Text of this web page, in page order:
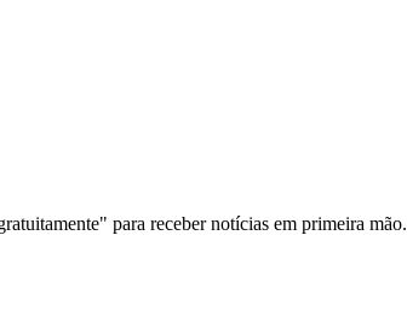
para receber notícias em primeira mão.